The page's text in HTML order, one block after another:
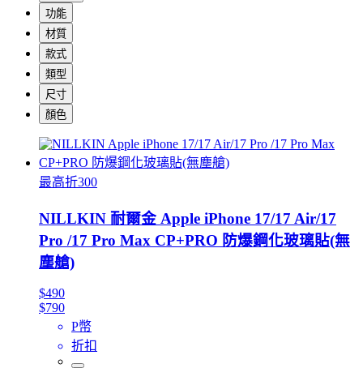
功能
材質
款式
類型
尺寸
顏色
最高折300
NILLKIN 耐爾金 Apple iPhone 17/17 Air/17
Pro /17 Pro Max CP+PRO 防爆鋼化玻璃貼(無
塵艙)
$490
$790
P幣
折扣